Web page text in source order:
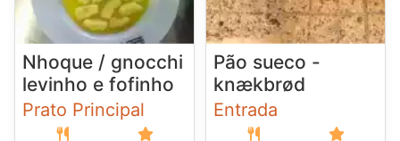
Nhoque / gnocchi
levinho e fofinho
Prato Principal
Pão sueco -
knækbrød
Entrada